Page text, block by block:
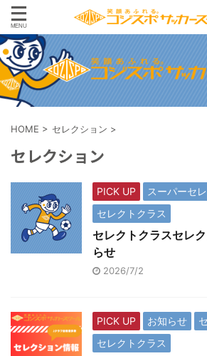
HOME > セレクション >
セレクション
PICK UP スーパーセ
セレクトクラス
セレクトクラスセレ
らせ
2026/7/2
PICK UP お知らせ
セレクトクラス